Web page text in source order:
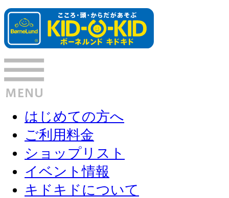
はじめての方へ
ご利用料金
ショップリスト
イベント情報
キドキドについて